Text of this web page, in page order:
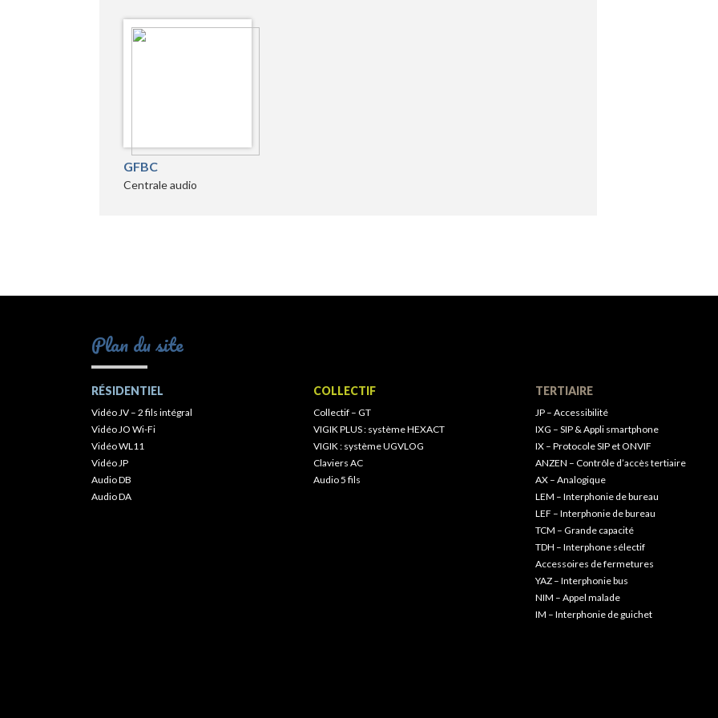
GFBC
Centrale audio
Plan du site
RÉSIDENTIEL
Vidéo JV – 2 fils intégral
Vidéo JO Wi-Fi
Vidéo WL11
Vidéo JP
Audio DB
Audio DA
COLLECTIF
Collectif – GT
VIGIK PLUS : système HEXACT
VIGIK : système UGVLOG
Claviers AC
Audio 5 fils
TERTIAIRE
JP – Accessibilité
IXG – SIP & Appli smartphone
IX – Protocole SIP et ONVIF
ANZEN – Contrôle d’accès tertiaire
AX – Analogique
LEM – Interphonie de bureau
LEF – Interphonie de bureau
TCM – Grande capacité
TDH – Interphone sélectif
Accessoires de fermetures
YAZ – Interphonie bus
NIM – Appel malade
IM – Interphonie de guichet